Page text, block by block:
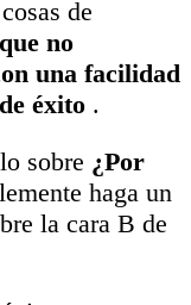
de
no
una facilidad
éxito .
sobre ¿Por
haga un
la cara B de